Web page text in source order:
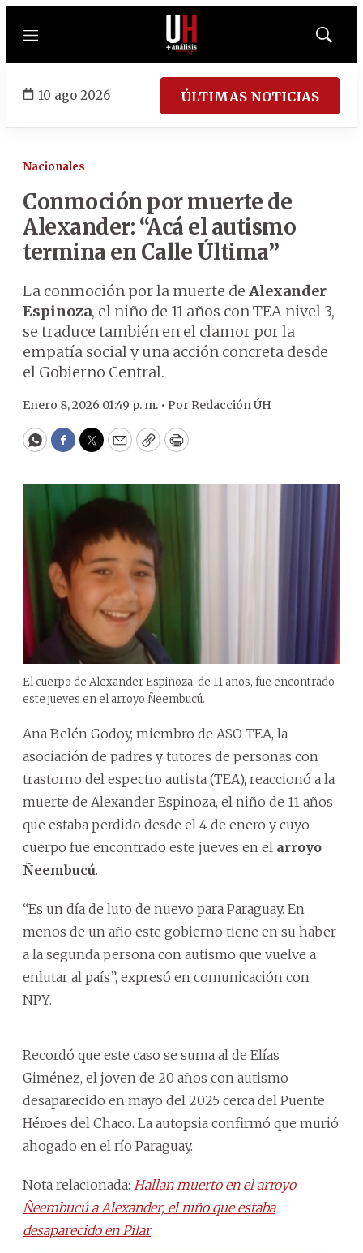
Menú
Mostrar
10 ago 2026 ÚLTIMAS NOTICIAS
Nacionales
Conmoción por muerte de
Alexander: “Acá el autismo
termina en Calle Última”
La conmoción por la muerte de Alexander
Espinoza, el niño de 11 años con TEA nivel 3,
se traduce también en el clamor por la
empatía social y una acción concreta desde
el Gobierno Central.
Enero 8, 2026 01:49 p. m. • Por Redacción ÚH
WhatsApp
Facebook
Twitter
EmailCopyPrint
El cuerpo de Alexander Espinoza, de 11 años, fue encontrado
este jueves en el arroyo Ñeembucú.
Ana Belén Godoy, miembro de ASO TEA, la
asociación de padres y tutores de personas con
trastorno del espectro autista (TEA), reaccionó a la
muerte de Alexander Espinoza, el niño de 11 años
que estaba perdido desde el 4 de enero y cuyo
cuerpo fue encontrado este jueves en el arroyo
Ñeembucú.
“Es un día de luto de nuevo para Paraguay. En
menos de un año este gobierno tiene en su haber
a la segunda persona con autismo que vuelve a
enlutar al país”, expresó en comunicación con
NPY.
Recordó que este caso se suma al de Elías
Giménez, el joven de 20 años con autismo
desaparecido en mayo del 2025 cerca del Puente
Héroes del Chaco. La autopsia confirmó que murió
ahogado en el río Paraguay.
Nota relacionada: Hallan muerto en el arroyo
Ñeembucú a Alexander, el niño que estaba
desaparecido en Pilar